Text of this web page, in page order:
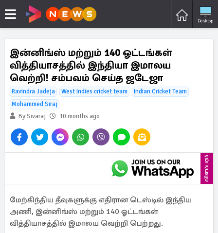
Desktop
இன்னிங்ஸ் மற்றும் 140 ஓட்டங்கள்
வித்தியாசத்தில் இந்தியா இமாலய
வெற்றி! சம்பவம் செய்த ஜடேஜா
Ravindra Jadeja West Indies cricket team
Indian Cricket Team
Mohammed Siraj
By Sivaraj
10 months ago
விளம்பரம்
மேற்கிந்திய தீவுகளுக்கு எதிரான டெஸ்டில் இந்திய
அணி, இன்னிங்ஸ் மற்றும் 140 ஓட்டங்கள்
வித்தியாசத்தில் இமாலய வெற்றி பெற்றது.